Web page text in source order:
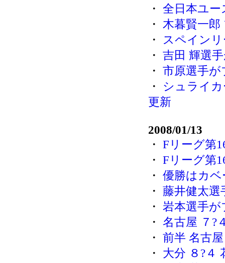
・ 全日本ユー
・ 木暮賢一
・
スペイン
・ 吉田 輝選
・ 市原選手
・ シュライ
更新
2008/01/13
・ Fリーグ第
・ Fリーグ第
・ 優勝はカベ
・ 藤井健太
・ 岩本選手
・ 名古屋 ７?
・ 前半 名古
・ 大分 ８?４